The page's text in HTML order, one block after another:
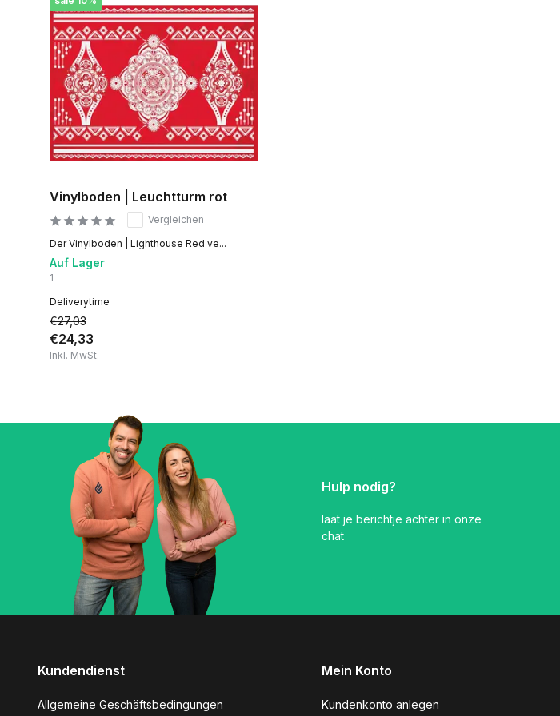
Vinylboden | Leuchtturm rot
Vergleichen
Der Vinylboden | Lighthouse Red ve...
Auf Lager
1
Deliverytime
€27,03
€24,33
Inkl. MwSt.
Hulp nodig?
laat je berichtje achter in onze
chat
Kundendienst
Allgemeine Geschäftsbedingungen
Mein Konto
Kundenkonto anlegen